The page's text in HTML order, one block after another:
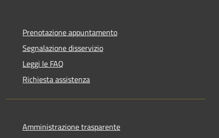
Prenotazione appuntamento
Segnalazione disservizio
Leggi le FAQ
Richiesta assistenza
Amministrazione trasparente